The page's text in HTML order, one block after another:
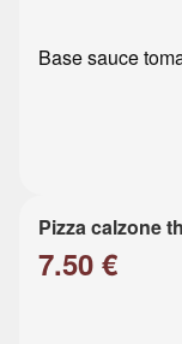
Base sauce
Pizza calzone
7.50 €